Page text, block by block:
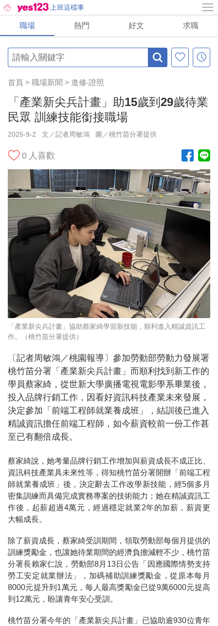
上班這檔事
職場 熱門 好文 求職
首頁 > 職場新聞 > 進修‧證照
「產業新尖兵計畫」助15歲到29歲待業
民眾 訓練技能銜接職場
2025-9-2 文／記者周敏鴻 圖／桃竹苗分署提供
0 人喜歡
「產業新尖兵計畫」協助蔡家綺學習新技能，順利進入精誠資訊工
作。（桃竹苗分署提供）
〔記者周敏鴻／桃園報導〕參加勞動部勞動力發展署
桃竹苗分署「產業新尖兵計畫」而順利找到新工作的
學員蔡家綺，從世新大學廣播電視電影學系畢業後，
投入品牌行銷工作，因看好資訊科技產業未來發展，
決定參加「前端工程師就業養成班」，結訓後已進入
精誠資訊擔任前端工程師，如今薪資較前一份工作甚
至已有翻倍成長。
蔡家綺說，她考量品牌行銷工作增加與薪資成長不成正比、
資訊科技產業具未來性等，得知桃竹苗分署開辦「前端工程
師就業養成班」後，決定辭去工作改學新技能，經5個多月
密集訓練而具備完成實務專案的技術能力；她在精誠資訊工
作後，起薪超過4萬元，經過穩定就業2年的加薪，薪資更
大幅成長。
除了薪資成長，蔡家綺受訓期間，領取勞動部每個月提供的
訓練獎勵金，也讓她待業期間的經濟負擔減輕不少，桃竹苗
分署長賴家仁說，勞動部8月13日公告「因應國際情勢支持
勞工安定就業辦法」，加碼補助訓練獎勵金，從原本每月
8000元提升到1萬元，每人最高獎勵金已從9萬6000元提高
到12萬元，盼讓青年安心受訓。
桃竹苗分署今年的「產業新尖兵計畫」已協助逾930位青年